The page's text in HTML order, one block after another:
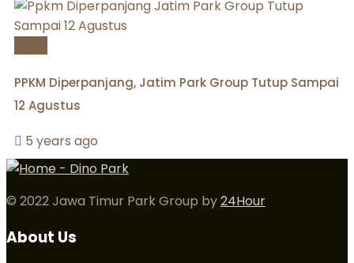
PPKM Diperpanjang, Jatim Park Group Tutup Sampai
12 Agustus
5 years ago
© 2022 Jawa Timur Park Group by24Hour
About Us